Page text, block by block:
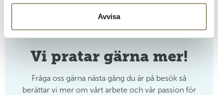
Avvisa
Vi pratar gärna mer!
Fråga oss gärna nästa gång du är på besök så
berättar vi mer om vårt arbete och vår passion för